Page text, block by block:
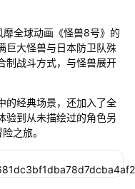
靡全球动画《怪兽8号》的
巨大怪兽与日本防卫队殊
制战斗方式，与怪兽展开
的经典场景，还加入了全
验到从未描绘过的角色另
之旅。